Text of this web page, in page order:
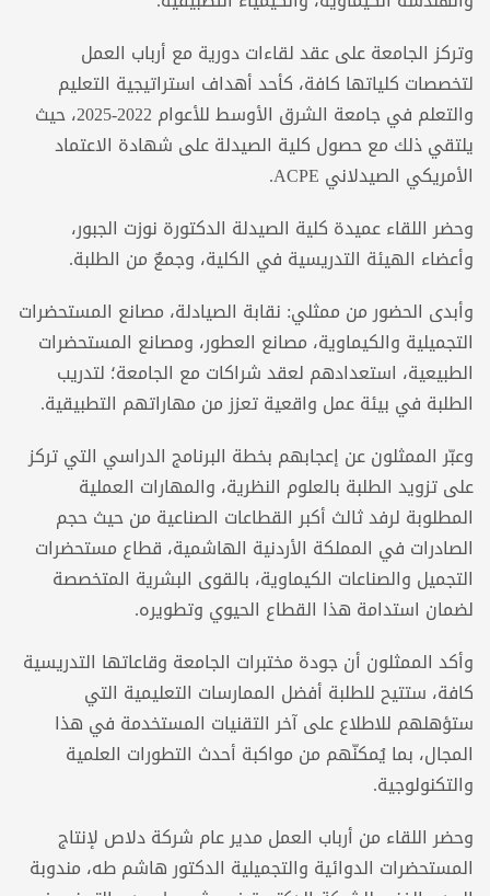
وتركز الجامعة على عقد لقاءات دورية مع أرباب العمل
لتخصصات كلياتها كافة، كأحد أهداف استراتيجية التعليم
والتعلم في جامعة الشرق الأوسط للأعوام 2022-2025، حيث
يلتقي ذلك مع حصول كلية الصيدلة على شهادة الاعتماد
الأمريكي الصيدلاني ACPE.
وحضر اللقاء عميدة كلية الصيدلة الدكتورة نوزت الجبور،
وأعضاء الهيئة التدريسية في الكلية، وجمعٌ من الطلبة.
وأبدى الحضور من ممثلي: نقابة الصيادلة، مصانع المستحضرات
التجميلية والكيماوية، مصانع العطور، ومصانع المستحضرات
الطبيعية، استعدادهم لعقد شراكات مع الجامعة؛ لتدريب
الطلبة في بيئة عمل واقعية تعزز من مهاراتهم التطبيقية.
وعبّر الممثلون عن إعجابهم بخطة البرنامج الدراسي التي تركز
على تزويد الطلبة بالعلوم النظرية، والمهارات العملية
المطلوبة لرفد ثالث أكبر القطاعات الصناعية من حيث حجم
الصادرات في المملكة الأردنية الهاشمية، قطاع مستحضرات
التجميل والصناعات الكيماوية، بالقوى البشرية المتخصصة
لضمان استدامة هذا القطاع الحيوي وتطويره.
وأكد الممثلون أن جودة مختبرات الجامعة وقاعاتها التدريسية
كافة، ستتيح للطلبة أفضل الممارسات التعليمية التي
ستؤهلهم للاطلاع على آخر التقنيات المستخدمة في هذا
المجال، بما يُمكنّهم من مواكبة أحدث التطورات العلمية
والتكنولوجية.
وحضر اللقاء من أرباب العمل مدير عام شركة دلاص لإنتاج
المستحضرات الدوائية والتجميلية الدكتور هاشم طه، مندوبة